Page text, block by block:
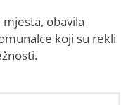
mjesta, obavila
koji su rekli